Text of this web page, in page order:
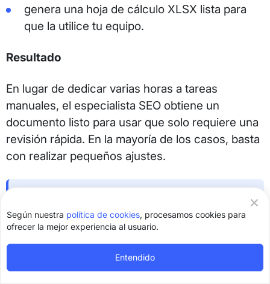
genera una hoja de cálculo XLSX lista para
que la utilice tu equipo.
Resultado
En lugar de dedicar varias horas a tareas
manuales, el especialista SEO obtiene un
documento listo para usar que solo requiere una
revisión rápida. En la mayoría de los casos, basta
con realizar pequeños ajustes.
Para no tener que buscar sitios web
donantes manualmente, utiliza
Link Assistant, nuestra extensión gratuita
para Chrome. Te permite comprobar al
Según nuestra política de cookies, procesamos cookies para
ofrecer la mejor experiencia al usuario.
Entendido